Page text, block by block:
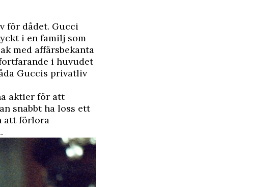
för dådet. Gucci
i en familj som
med affärsbekanta
i huvudet
Guccis privatliv
aktier för att
snabbt ha loss ett
att förlora